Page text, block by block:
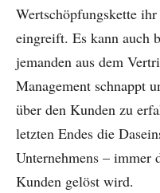
Wertschöpfungskette
eingreift. Es kann auch
jemanden aus dem
Management schnappt
über den Kunden zu
letzten Endes die
Unternehmens – immer
Kunden gelöst wird.